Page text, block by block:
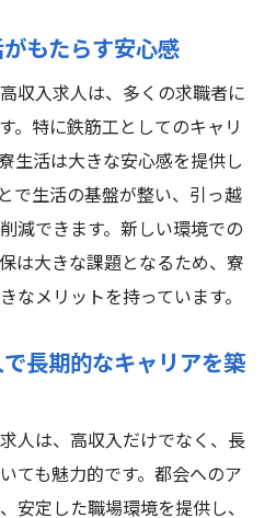
もたらす安心感
収入求人は、多くの求職者に
。特に鉄筋工としてのキャリ
生活は大きな安心感を提供し
で生活の基盤が整い、引っ越
減できます。新しい環境での
は大きな課題となるため、寮
なメリットを持っています。
長期的なキャリアを築
人は、高収入だけでなく、長
ても魅力的です。都会へのア
安定した職場環境を提供し、